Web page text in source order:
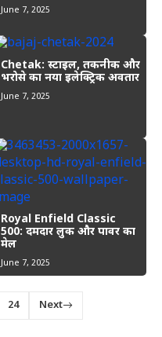
June 7, 2025
Chetak: स्टाइल, तकनीक और
भरोसे का नया इलेक्ट्रिक अवतार
June 7, 2025
Royal Enfield Classic
500: दमदार लुक और पावर का
मेल
June 7, 2025
24 Next